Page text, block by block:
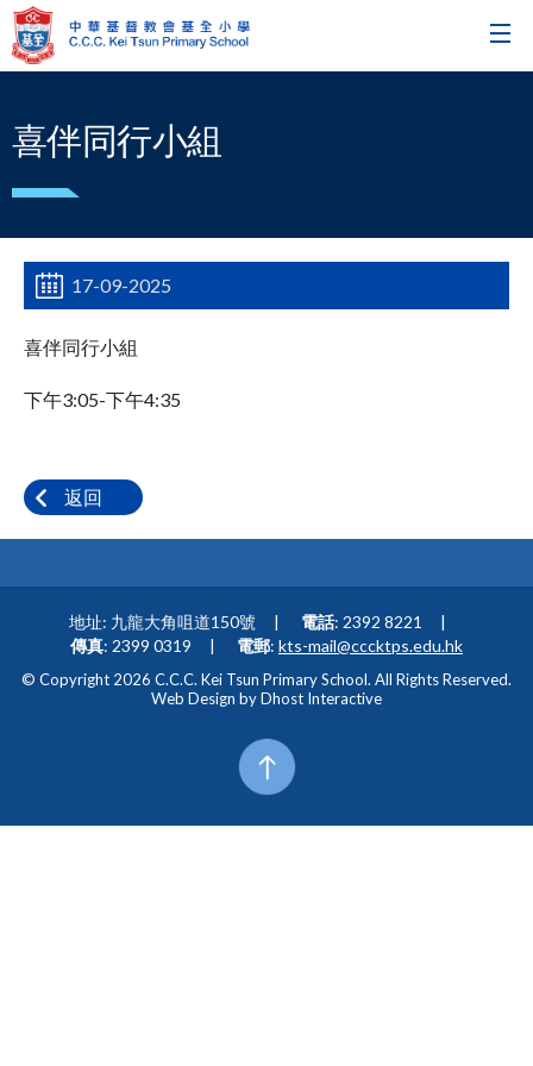
喜伴同行小組
17-09-2025
喜伴同行小組
下午3:05-下午4:35
返回
地址: 九龍大角咀道150號 電話: 2392 8221
傳真: 2399 0319 電郵: kts-mail@cccktps.edu.hk
© Copyright 2026 C.C.C. Kei Tsun Primary School. All Rights Reserved.
Web Design byDhost Interactive